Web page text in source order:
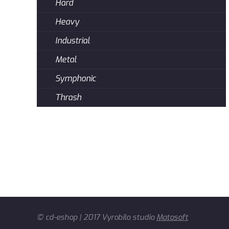
Hard
Heavy
Industrial
Metal
Symphonic
Thrash
© cd-eshop | 2017 Vyrobilo studio Matosoft